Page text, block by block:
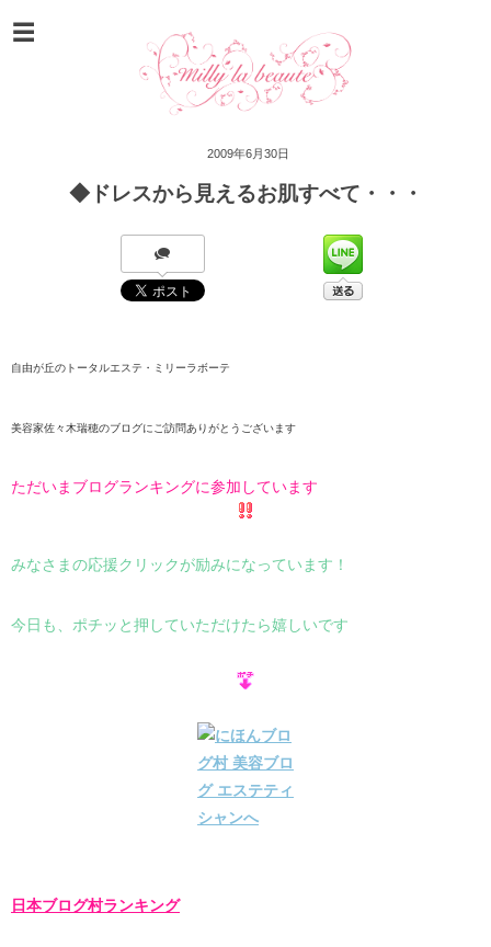
2009年6月30日
◆ドレスから見えるお肌すべて・・・
自由が丘のトータルエステ・ ミリーラボーテ
美容家佐々木瑞穂のブログにご訪問ありがとうございます
ただいまブログランキングに参加しています
みなさまの応援クリックが励みになっています！
今日も、ポチッと押していただけたら嬉しいです
日本ブログ村ランキング